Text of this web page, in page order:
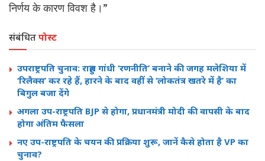
निर्णय के कारण विवश है।”
संबंधितपोस्ट
उपराष्ट्रपति चुनाव: राहुल गांधी ‘रणनीति’ बनाने की जगह मलेशिया में
‘रिलैक्स’ कर रहे हैं, हारने के बाद वहीं से ‘लोकतंत्र खतरे में है’ का
बिगुल बजा देंगे
अगला उप-राष्ट्रपति BJP से होगा, प्रधानमंत्री मोदी की वापसी के बाद
होगा अंतिम फैसला
नए उप-राष्ट्रपति के चयन की प्रक्रिया शुरू, जानें कैसे होता है VP का
चुनाव?